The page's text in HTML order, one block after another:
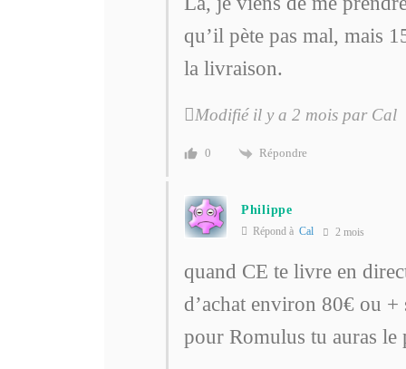
qu’il pète pas mal, mais
la livraison.
Modifié il y a 2 mois par Cal
0 Répondre
Philippe
Répond à Cal 2 mois
quand CE te livre en
d’achat environ 80€ ou +
pour Romulus tu auras le